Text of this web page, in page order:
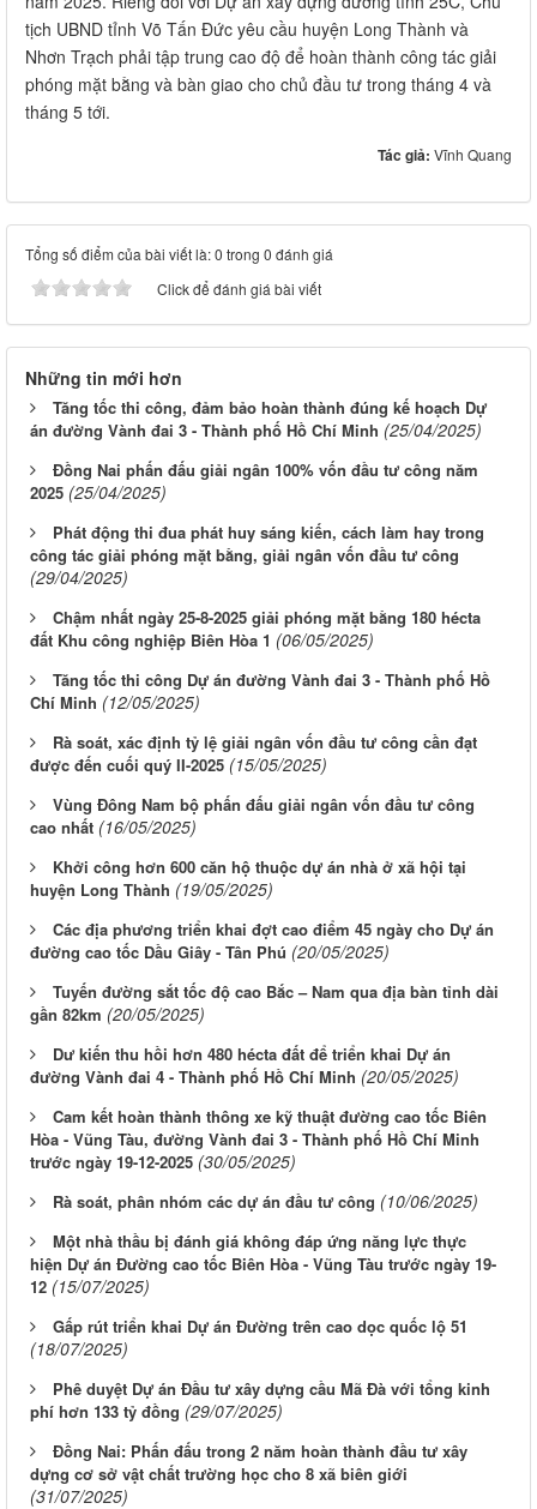
tịch UBND tỉnh Võ Tấn Đức yêu cầu huyện Long Thành và
Nhơn Trạch phải tập trung cao độ để hoàn thành công tác giải
phóng mặt bằng và bàn giao cho chủ đầu tư trong tháng 4 và
tháng 5 tới.
Tác giả: Vĩnh Quang
Tổng số điểm của bài viết là: 0 trong 0 đánh giá
Click để đánh giá bài viết
Những tin mới hơn
Tăng tốc thi công, đảm bảo hoàn thành đúng kế hoạch Dự
án đường Vành đai 3 - Thành phố Hồ Chí Minh (25/04/2025)
Đồng Nai phấn đấu giải ngân 100% vốn đầu tư công năm
2025 (25/04/2025)
Phát động thi đua phát huy sáng kiến, cách làm hay trong
công tác giải phóng mặt bằng, giải ngân vốn đầu tư công
(29/04/2025)
Chậm nhất ngày 25-8-2025 giải phóng mặt bằng 180 hécta
đất Khu công nghiệp Biên Hòa 1 (06/05/2025)
Tăng tốc thi công Dự án đường Vành đai 3 - Thành phố Hồ
Chí Minh (12/05/2025)
Rà soát, xác định tỷ lệ giải ngân vốn đầu tư công cần đạt
được đến cuối quý II-2025 (15/05/2025)
Vùng Đông Nam bộ phấn đấu giải ngân vốn đầu tư công
cao nhất (16/05/2025)
Khởi công hơn 600 căn hộ thuộc dự án nhà ở xã hội tại
huyện Long Thành (19/05/2025)
Các địa phương triển khai đợt cao điểm 45 ngày cho Dự án
đường cao tốc Dầu Giây - Tân Phú (20/05/2025)
Tuyến đường sắt tốc độ cao Bắc – Nam qua địa bàn tỉnh dài
gần 82km (20/05/2025)
Dư kiến thu hồi hơn 480 hécta đất để triển khai Dự án
đường Vành đai 4 - Thành phố Hồ Chí Minh (20/05/2025)
Cam kết hoàn thành thông xe kỹ thuật đường cao tốc Biên
Hòa - Vũng Tàu, đường Vành đai 3 - Thành phố Hồ Chí Minh
trước ngày 19-12-2025 (30/05/2025)
Rà soát, phân nhóm các dự án đầu tư công (10/06/2025)
Một nhà thầu bị đánh giá không đáp ứng năng lực thực
hiện Dự án Đường cao tốc Biên Hòa - Vũng Tàu trước ngày 19-
12 (15/07/2025)
Gấp rút triển khai Dự án Đường trên cao dọc quốc lộ 51
(18/07/2025)
Phê duyệt Dự án Đầu tư xây dựng cầu Mã Đà với tổng kinh
phí hơn 133 tỷ đồng (29/07/2025)
Đồng Nai: Phấn đấu trong 2 năm hoàn thành đầu tư xây
dựng cơ sở vật chất trường học cho 8 xã biên giới
(31/07/2025)